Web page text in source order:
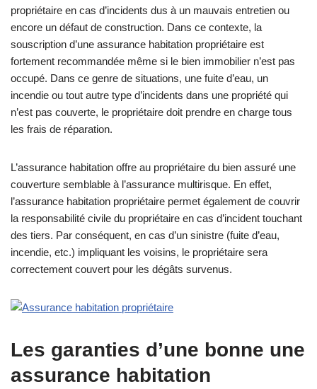
propriétaire en cas d’incidents dus à un mauvais entretien ou
encore un défaut de construction. Dans ce contexte, la
souscription d’une assurance habitation propriétaire est
fortement recommandée même si le bien immobilier n’est pas
occupé. Dans ce genre de situations, une fuite d’eau, un
incendie ou tout autre type d’incidents dans une propriété qui
n’est pas couverte, le propriétaire doit prendre en charge tous
les frais de réparation.
L’assurance habitation offre au propriétaire du bien assuré une
couverture semblable à l’assurance multirisque. En effet,
l’assurance habitation propriétaire permet également de couvrir
la responsabilité civile du propriétaire en cas d’incident touchant
des tiers. Par conséquent, en cas d’un sinistre (fuite d’eau,
incendie, etc.) impliquant les voisins, le propriétaire sera
correctement couvert pour les dégâts survenus.
Les garanties d’une bonne une
assurance habitation